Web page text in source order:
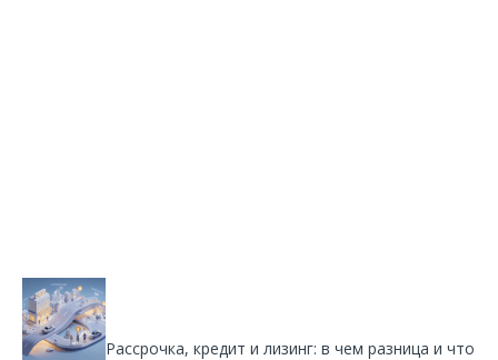
Рассрочка, кредит и лизинг: в чем разница и что